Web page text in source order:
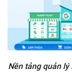
Nền tảng quản